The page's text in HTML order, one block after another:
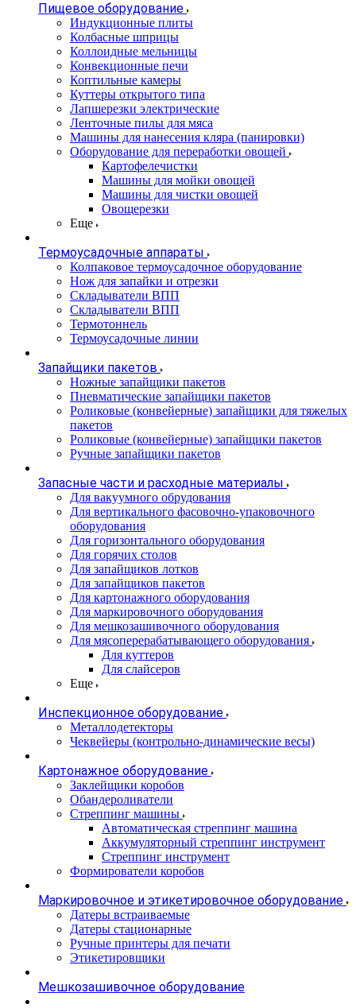
Пищевое оборудование
Индукционные плиты
Колбасные шприцы
Коллоидные мельницы
Конвекционные печи
Коптильные камеры
Куттеры открытого типа
Лапшерезки электрические
Ленточные пилы для мяса
Машины для нанесения кляра (панировки)
Оборудование для переработки овощей
Картофелечистки
Машины для мойки овощей
Машины для чистки овощей
Овощерезки
Еще
Термоусадочные аппараты
Колпаковое термоусадочное оборудование
Нож для запайки и отрезки
Складыватели ВПП
Складыватели ВПП
Термотоннель
Термоусадочные линии
Запайщики пакетов
Ножные запайщики пакетов
Пневматические запайщики пакетов
Роликовые (конвейерные) запайщики для тяжелых
пакетов
Роликовые (конвейерные) запайщики пакетов
Ручные запайщики пакетов
Запасные части и расходные материалы
Для вакуумного обрудования
Для вертикального фасовочно-упаковочного
оборудования
Для горизонтального оборудования
Для горячих столов
Для запайщиков лотков
Для запайщиков пакетов
Для картонажного оборудования
Для маркировочного оборудования
Для мешкозашивочного оборудования
Для мясоперерабатывающего оборудования
Для куттеров
Для слайсеров
Еще
Инспекционное оборудование
Металлодетекторы
Чеквейеры (контрольно-динамические весы)
Картонажное оборудование
Заклейщики коробов
Обандероливатели
Стреппинг машины
Автоматическая стреппинг машина
Аккумуляторный стреппинг инструмент
Стреппинг инструмент
Формирователи коробов
Маркировочное и этикетировочное оборудование
Датеры встраиваемые
Датеры стационарные
Ручные принтеры для печати
Этикетировщики
Мешкозашивочное оборудование